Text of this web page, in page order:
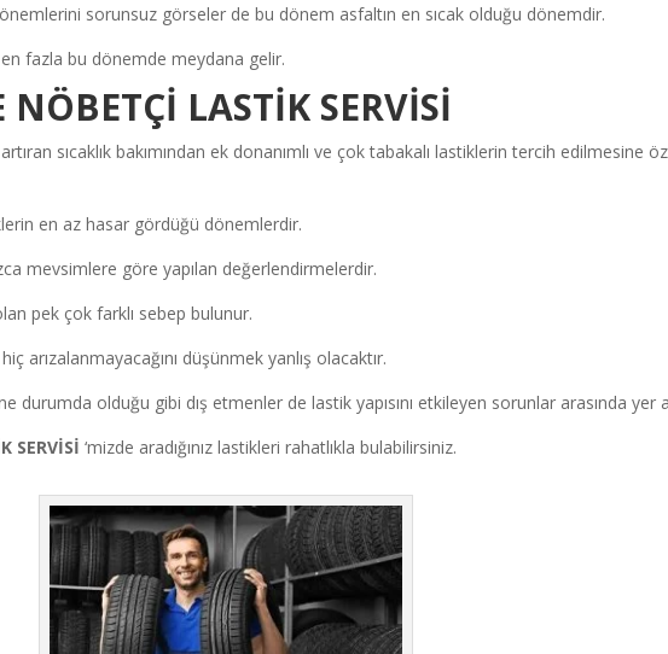
sorunsuz görseler de bu dönem asfaltın en sıcak olduğu dönemdir.
fazla bu dönemde meydana gelir.
LASTİK SERVİSİ
sıcaklık bakımından ek donanımlı ve çok tabakalı lastiklerin tercih edilmesine
en az hasar gördüğü dönemlerdir.
mevsimlere göre yapılan değerlendirmelerdir.
pek çok farklı sebep bulunur.
arızalanmayacağını düşünmek yanlış olacaktır.
durumda olduğu gibi dış etmenler de lastik yapısını etkileyen sorunlar arasında yer
SERVİSİ ‘mizde aradığınız lastikleri rahatlıkla bulabilirsiniz.